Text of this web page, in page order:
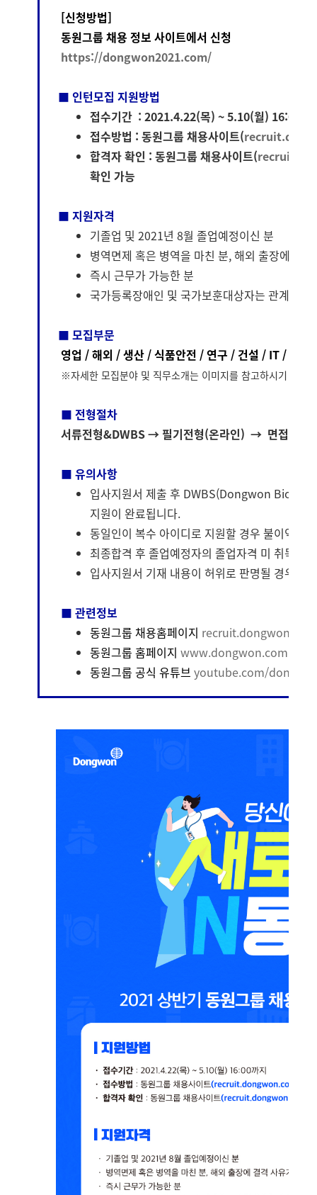
[신청방법]
동원그룹 채용 정보 사이트에서 신청
https://dongwon2021.com/
■ 인턴모집 지원방법
접수기간 : 2021.4.22(목) ~ 5.10(월) 16:00까
접수방법 : 동원그룹 채용사이트(
합격자 확인 : 동원그룹 채용사이트(
확인 가능
■ 지원자격
기졸업 및 2021년 8월 졸업예정이신 분
병역면제 혹은 병역을 마친 분, 해외 출장에 결
즉시 근무가 가능한 분
국가등록장애인 및 국가보훈대상자는 관계법령
■ 모집부문
영업 / 해외 / 생산 / 식품안전 / 연구 / 건설 / IT / 해양
※자세한 모집분야 및 직무소개는 이미지를 참고하시기 바랍
■ 전형절차
서류전형&DWBS → 필기전형(온라인) → 면접전형
■ 유의사항
입사지원서 제출 후 DWBS(Dongwon
지원이 완료됩니다.
동일인이 복수 아이디로 지원할 경우 불이익을
최종합격 후 졸업예정자의 졸업자격 미 취득시,
입사지원서 기재 내용이 허위로 판명될 경우 합
■ 관련정보
동원그룹 채용홈페이지 recruit.dongwon.com
동원그룹 홈페이지 www.dongwon.com
동원그룹 공식 유튜브 youtube.com/